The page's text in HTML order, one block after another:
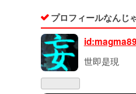
プロフィールなんじ
世即是現